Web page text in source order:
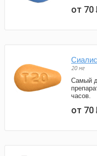
от 70
Сиалис
20 мг
Самый
часов.
от 70